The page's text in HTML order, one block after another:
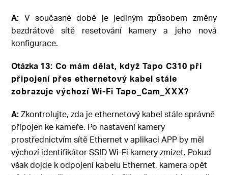
A: V současné době je jediným způsobem změny
bezdrátové sítě resetování kamery a jeho nová
konfigurace.
Otázka 13: Co mám dělat, když Tapo C310 při
připojení přes ethernetový kabel stále
zobrazuje výchozí Wi-Fi Tapo_Cam_XXX?
A: Zkontrolujte, zda je ethernetový kabel stále správně
připojen ke kameře. Po nastavení kamery
prostřednictvím sítě Ethernet v aplikaci APP by měl
výchozí identifikátor SSID Wi-Fi kamery zmizet. Pokud
však dojde k odpojení kabelu Ethernet, kamera opět